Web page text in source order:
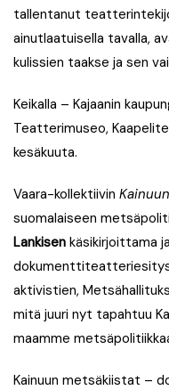
tallentanut
ainutlaatuisella tavalla,
kulissien taakse ja sen
Keikalla – Kajaanin
Teatterimuseo,
kesäkuuta.
Vaara-kollektiivin
suomalaiseen
Lankisen käsikirjoittama
aktivistien,
mitä juuri nyt tapahtuu
maamme
Kainuun metsäkiistat –